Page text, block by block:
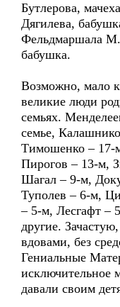
Бутлерова,
Дягилева,
Фельдмаршала М.
бабушка.
Возможно, мало
великие люди
семьях.
семье,
Тимошенко – 17-
Пирогов – 13-м,
Шагал – 9-м,
Туполев – 6-м,
– 5-м, Лесгафт –
другие.
вдовами, без
Гениальные
исключительное
давали своим